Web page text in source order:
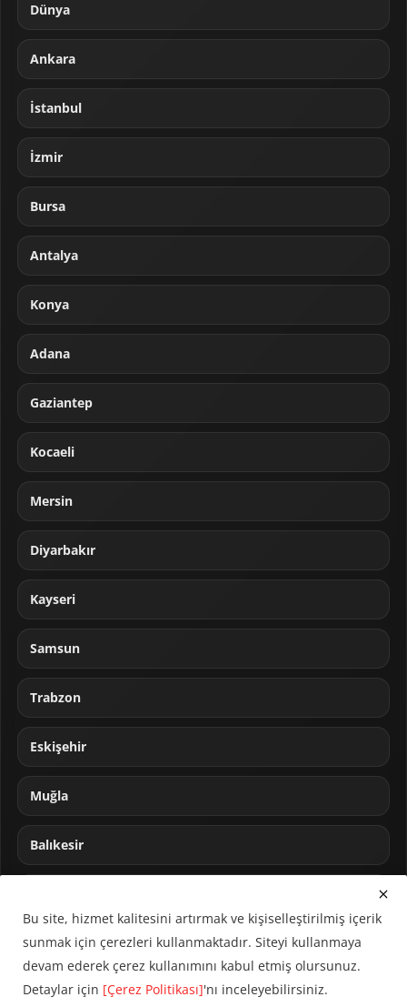
Dünya
Ankara
İstanbul
İzmir
Bursa
Antalya
Konya
Adana
Gaziantep
Kocaeli
Mersin
Diyarbakır
Kayseri
Samsun
Trabzon
Eskişehir
Muğla
Balıkesir
Bu site, hizmet kalitesini artırmak ve kişiselleştirilmiş içerik
sunmak için çerezleri kullanmaktadır. Siteyi kullanmaya
devam ederek çerez kullanımını kabul etmiş olursunuz.
Detaylar için [Çerez Politikası]'nı inceleyebilirsiniz.